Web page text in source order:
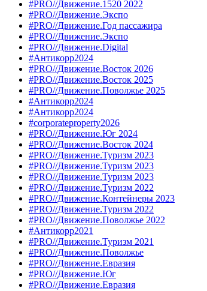
#PRO//Движение.1520 2022
#PRO//Движение.Экспо
#PRO//Движение.Год пассажира
#PRO//Движение.Экспо
#PRO//Движение.Digital
#Антикорр2024
#PRO//Движение.Восток 2026
#PRO//Движение.Восток 2025
#PRO//Движение.Поволжье 2025
#Антикорр2024
#Антикорр2024
#corporateproperty2026
#PRO//Движение.Юг 2024
#PRO//Движение.Восток 2024
#PRO//Движение.Туризм 2023
#PRO//Движение.Туризм 2023
#PRO//Движение.Туризм 2023
#PRO//Движение.Туризм 2022
#PRO//Движение.Контейнеры 2023
#PRO//Движение.Туризм 2022
#PRO//Движение.Поволжье 2022
#Антикорр2021
#PRO//Движение.Туризм 2021
#PRO//Движение.Поволжье
#PRO//Движение.Евразия
#PRO//Движение.Юг
#PRO//Движение.Евразия